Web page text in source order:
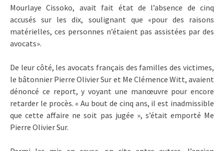
Mourlaye Cissoko, avait fait état de l’absence de cinq
accusés sur les dix, soulignant que «pour des raisons
matérielles, ces personnes n’étaient pas assistées par des
avocats».
De leur côté, les avocats français des familles des victimes,
le bâtonnier Pierre Olivier Sur et Me Clémence Witt, avaient
dénoncé ce report, y voyant une manœuvre pour encore
retarder le procès. « Au bout de cinq ans, il est inadmissible
que cette affaire ne soit pas jugée », s’était emporté Me
Pierre Olivier Sur.